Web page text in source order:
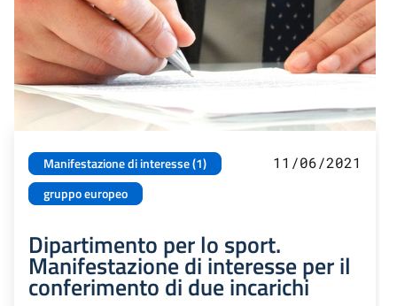
Manifestazione di interesse (1)
gruppo europeo
11/06/2021
Dipartimento per lo sport.
Manifestazione di interesse per il
conferimento di due incarichi